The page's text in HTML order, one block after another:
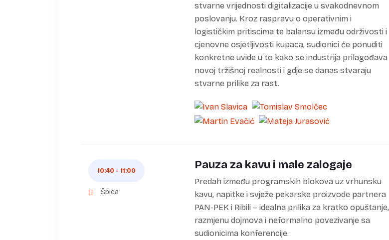
stvarne vrijednosti digitalizacije u svakodnevnom
poslovanju. Kroz raspravu o operativnim i
logističkim pritiscima te balansu između održivosti i
cjenovne osjetljivosti kupaca, sudionici će ponuditi
konkretne uvide u to kako se industrija prilagođava
novoj tržišnoj realnosti i gdje se danas stvaraju
stvarne prilike za rast.
10:40 - 11:00
Špica
Pauza za kavu i male zalogaje
Predah između programskih blokova uz vrhunsku
kavu, napitke i svježe pekarske proizvode partnera
PAN-PEK i Ribili – idealna prilika za kratko opuštanje,
razmjenu dojmova i neformalno povezivanje sa
sudionicima konferencije.